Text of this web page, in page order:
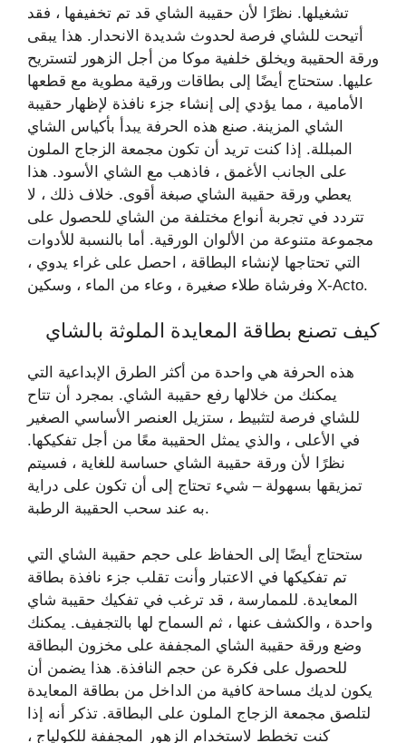
تشغيلها. نظرًا لأن حقيبة الشاي قد تم تخفيفها ، فقد
أتيحت للشاي فرصة لحدوث شديدة الانحدار. هذا يبقى
ورقة الحقيبة ويخلق خلفية موكا من أجل الزهور لتستريح
عليها. ستحتاج أيضًا إلى بطاقات ورقية مطوية مع قطعها
الأمامية ، مما يؤدي إلى إنشاء جزء نافذة لإظهار حقيبة
الشاي المزينة. صنع هذه الحرفة يبدأ بأكياس الشاي
المبللة. إذا كنت تريد أن تكون مجمعة الزجاج الملون
على الجانب الأغمق ، فاذهب مع الشاي الأسود. هذا
يعطي ورقة حقيبة الشاي صبغة أقوى. خلاف ذلك ، لا
تتردد في تجربة أنواع مختلفة من الشاي للحصول على
مجموعة متنوعة من الألوان الورقية. أما بالنسبة للأدوات
التي تحتاجها لإنشاء البطاقة ، احصل على غراء يدوي ،
وفرشاة طلاء صغيرة ، وعاء من الماء ، وسكين X-Acto.
كيف تصنع بطاقة المعايدة الملوثة بالشاي
هذه الحرفة هي واحدة من أكثر الطرق الإبداعية التي
يمكنك من خلالها رفع حقيبة الشاي. بمجرد أن تتاح
للشاي فرصة لتثبيط ، ستزيل العنصر الأساسي الصغير
في الأعلى ، والذي يمثل الحقيبة معًا من أجل تفكيكها.
نظرًا لأن ورقة حقيبة الشاي حساسة للغاية ، فسيتم
تمزيقها بسهولة – شيء تحتاج إلى أن تكون على دراية
به عند سحب الحقيبة الرطبة.
ستحتاج أيضًا إلى الحفاظ على حجم حقيبة الشاي التي
تم تفكيكها في الاعتبار وأنت تقلب جزء نافذة بطاقة
المعايدة. للممارسة ، قد ترغب في تفكيك حقيبة شاي
واحدة ، والكشف عنها ، ثم السماح لها بالتجفيف. يمكنك
وضع ورقة حقيبة الشاي المجففة على مخزون البطاقة
للحصول على فكرة عن حجم النافذة. هذا يضمن أن
يكون لديك مساحة كافية من الداخل من بطاقة المعايدة
لتلصق مجمعة الزجاج الملون على البطاقة. تذكر أنه إذا
كنت تخطط لاستخدام الزهور المجففة للكولياج ،